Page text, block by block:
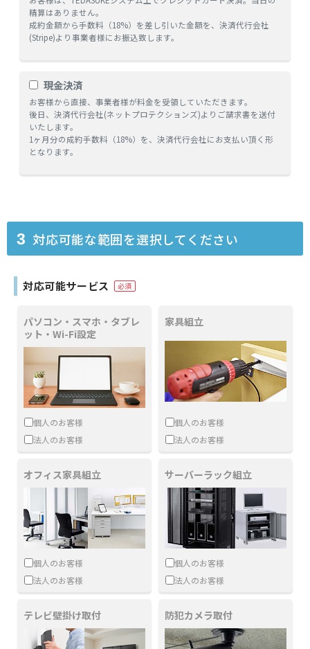
精算はありません。
成約金額から手数料（18%）を差し引いた金額を、決済代行会社
(Stripe)より事業者様にお振込致します。
現金決済
お客様から直接、事業者様が料金を受領していただきます。
後日、決済代行会社(ネットプロテクションズ)よりご請求書を送付
いたします。
1ヶ月分の成約手数料（18%）を、決済代行会社にお支払い頂く形
となります。
3 対応可能な範囲を選択してください
対応可能サービス
パソコン・スマホ・タブレ
ット・Wi-Fi設定
個人のお客様
法人のお客様
家具組立
個人のお客様
法人のお客様
オフィス家具組立
個人のお客様
法人のお客様
サーバーラック組立
個人のお客様
法人のお客様
テレビ壁掛け取付 防犯カメラ取付